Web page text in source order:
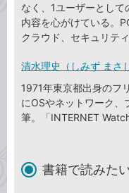
なく、1ユーザーとし
内容を心がけている。
クラウド、セキュリテ
清水理史（しみず まさし
1971年東京都出身のフ
にOSやネットワーク、
筆。「INTERNET
書籍で読みた